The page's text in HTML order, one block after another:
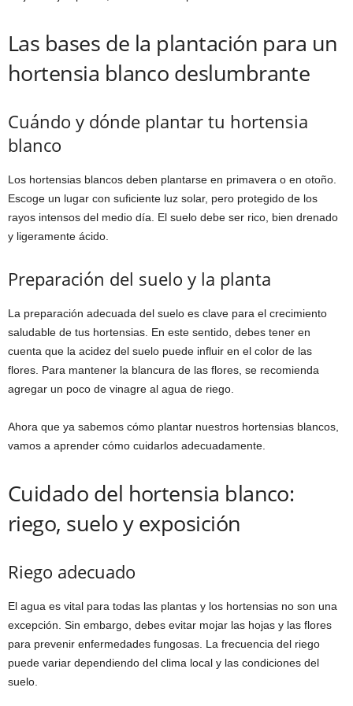
Las bases de la plantación para un
hortensia blanco deslumbrante
Cuándo y dónde plantar tu hortensia
blanco
Los hortensias blancos deben plantarse en primavera o en otoño.
Escoge un lugar con suficiente luz solar, pero protegido de los
rayos intensos del medio día. El suelo debe ser rico, bien drenado
y ligeramente ácido.
Preparación del suelo y la planta
La preparación adecuada del suelo es clave para el crecimiento
saludable de tus hortensias. En este sentido, debes tener en
cuenta que la acidez del suelo puede influir en el color de las
flores. Para mantener la blancura de las flores, se recomienda
agregar un poco de vinagre al agua de riego.
Ahora que ya sabemos cómo plantar nuestros hortensias blancos,
vamos a aprender cómo cuidarlos adecuadamente.
Cuidado del hortensia blanco:
riego, suelo y exposición
Riego adecuado
El agua es vital para todas las plantas y los hortensias no son una
excepción. Sin embargo, debes evitar mojar las hojas y las flores
para prevenir enfermedades fungosas. La frecuencia del riego
puede variar dependiendo del clima local y las condiciones del
suelo.